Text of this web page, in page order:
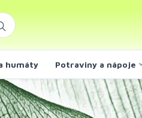
humáty Potraviny a nápoje